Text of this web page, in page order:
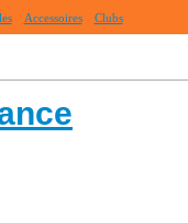
Accessoires Clubs